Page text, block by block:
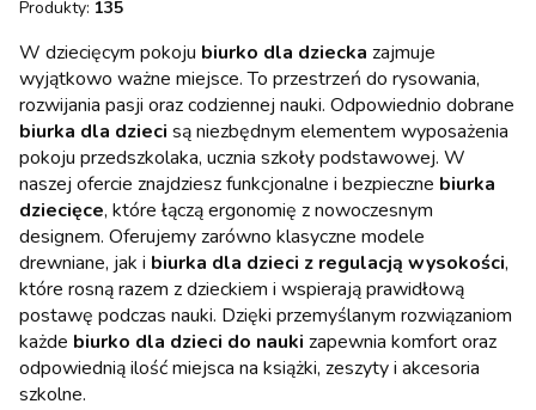
Produkty: 135
W dziecięcym pokoju biurko dla dziecka zajmuje
wyjątkowo ważne miejsce. To przestrzeń do rysowania,
rozwijania pasji oraz codziennej nauki. Odpowiednio dobrane
biurka dla dzieci są niezbędnym elementem wyposażenia
pokoju przedszkolaka, ucznia szkoły podstawowej. W
naszej ofercie znajdziesz funkcjonalne i bezpieczne biurka
dziecięce, które łączą ergonomię z nowoczesnym
designem. Oferujemy zarówno klasyczne modele
drewniane, jak i biurka dla dzieci z regulacją wysokości,
które rosną razem z dzieckiem i wspierają prawidłową
postawę podczas nauki. Dzięki przemyślanym rozwiązaniom
każde biurko dla dzieci do nauki zapewnia komfort oraz
odpowiednią ilość miejsca na książki, zeszyty i akcesoria
szkolne.